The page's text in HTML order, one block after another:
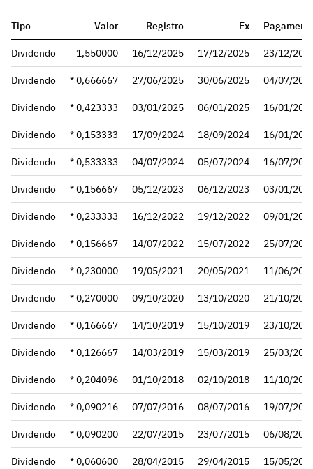
Tipo Valor Registro Ex
Dividendo 1,550000 16/12/2025 17/12/2025 23/12/
Dividendo * 0,666667 27/06/2025 30/06/2025 04/07/
Dividendo * 0,423333 03/01/2025 06/01/2025 16/01/
Dividendo * 0,153333 17/09/2024 18/09/2024 16/01/
Dividendo * 0,533333 04/07/2024 05/07/2024 16/07/
Dividendo * 0,156667 05/12/2023 06/12/2023 03/01/
Dividendo * 0,233333 16/12/2022 19/12/2022 09/01/
Dividendo * 0,156667 14/07/2022 15/07/2022 25/07/
Dividendo * 0,230000 19/05/2021 20/05/2021 11/06/
Dividendo * 0,270000 09/10/2020 13/10/2020 21/10/
Dividendo * 0,166667 14/10/2019 15/10/2019 23/10/
Dividendo * 0,126667 14/03/2019 15/03/2019 25/03/
Dividendo * 0,204096 01/10/2018 02/10/2018 11/10/
Dividendo * 0,090216 07/07/2016 08/07/2016 19/07/
Dividendo * 0,090200 22/07/2015 23/07/2015 06/08/
Dividendo * 0,060600 28/04/2015 29/04/2015 15/05/